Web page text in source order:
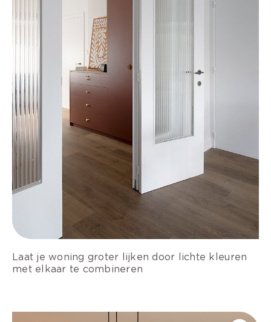
Laat je woning groter lijken door lichte kleuren
met elkaar te combineren